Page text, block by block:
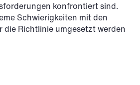
konfrontiert sind.
Schwierigkeiten mit den
Richtlinie umgesetzt werden